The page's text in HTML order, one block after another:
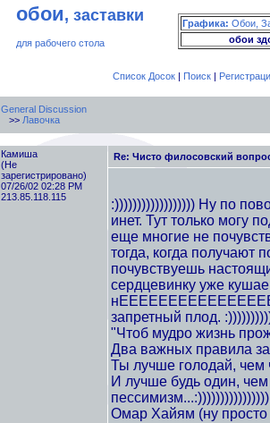
обои, заставки
для рабочего стола
Графика: Обои,
обои
Список Досок| Поиск|
General Discussion
>> Лавочка
Камиша
(Не
зарегистрировано)
07/26/02 02:28 PM
213.85.118.115
Re: Чисто филосовский
:)))))))))))))))))) Ну по
инет. Тут только могу
еще многие не
тогда, когда получают
почувствуешь
сердцевинку уже
запретный плод.
"Чтоб мудро жизнь
Два важных правила
Ты лучше голодай, чем
И лучше будь один, чем
пессимизм...:))))))))))))))))
Омар Хайям (ну просто